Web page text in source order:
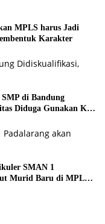
MPLS harus Jadi
Karakter
di Bandung
Diduga Gunakan KK
SMAN 1
Murid Baru di MPLS